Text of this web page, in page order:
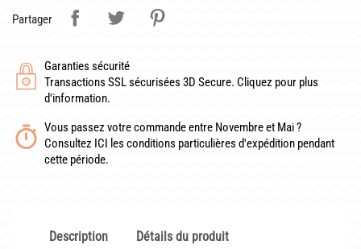
GUIDE VISUEL
TÉLÉCHARGER UN BON DE COMMANDE VIERGE
Partager
Garanties sécurité
Transactions SSL sécurisées 3D Secure. Cliquez pour plus
d'information.
Vous passez votre commande entre Novembre et Mai ?
Consultez ICI les conditions particulières d'expédition pendant
cette période.
Description Détails du produit